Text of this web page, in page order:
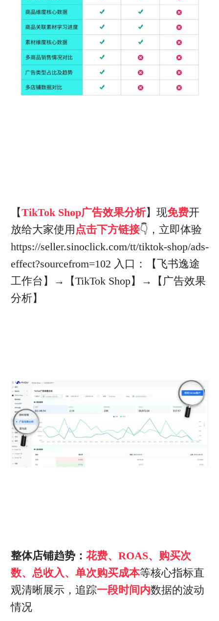
【TikTok Shop广告效果分析】现免费开
放给大家使用 点击下方链接👇，立即体验
https://seller.sinoclick.com/tt/tiktok-shop/ads-
effect?sourcefrom=102 入口：【飞书逸途
工作台】→【TikTok Shop】→【广告效果
分析】
整体店铺趋势： 花费、ROAS、购买次
数、总收入、单次购买成本等核心指标直
观清晰展示，追踪一段时间内数据的波动
情况